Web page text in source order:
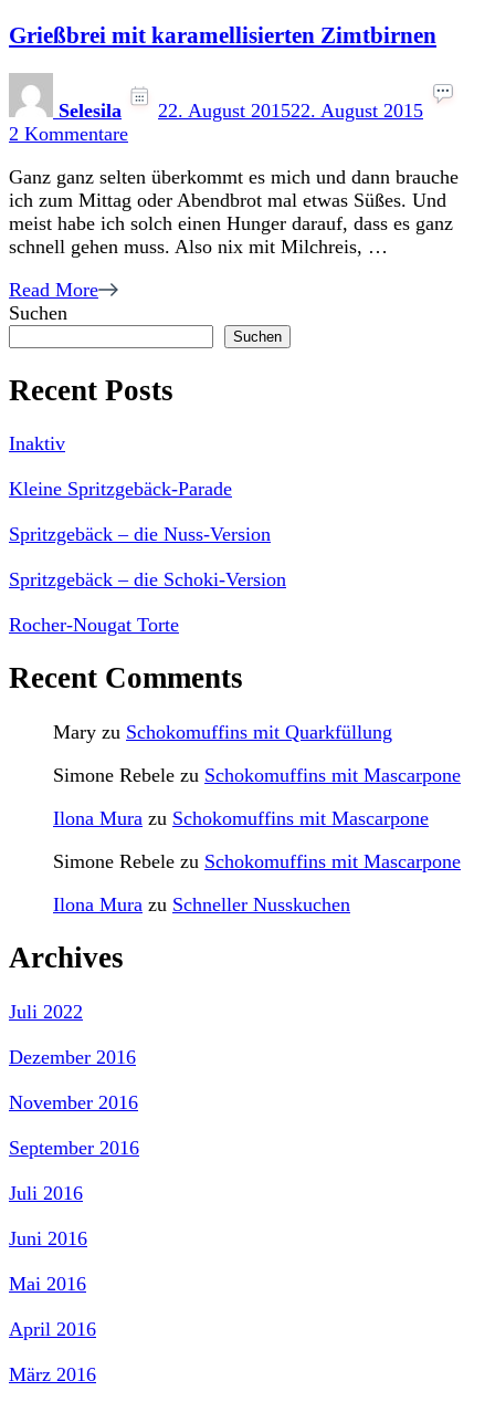
Grießbrei mit karamellisierten Zimtbirnen
Selesila 22. August 201522. August 2015
2 Kommentarezu
mit
karamellisierten
Zimtbirnen
Ganz ganz selten überkommt es mich und dann brauche
ich zum Mittag oder Abendbrot mal etwas Süßes. Und
meist habe ich solch einen Hunger darauf, dass es ganz
schnell gehen muss. Also nix mit Milchreis, …
Read More
Suchen
Suchen
Recent Posts
Inaktiv
Kleine Spritzgebäck-Parade
Spritzgebäck – die Nuss-Version
Spritzgebäck – die Schoki-Version
Rocher-Nougat Torte
Recent Comments
Mary zu Schokomuffins mit Quarkfüllung
Simone Rebele zu Schokomuffins mit Mascarpone
Ilona Mura zu Schokomuffins mit Mascarpone
Simone Rebele zu Schokomuffins mit Mascarpone
Ilona Mura zu Schneller Nusskuchen
Archives
Juli 2022
Dezember 2016
November 2016
September 2016
Juli 2016
Juni 2016
Mai 2016
April 2016
März 2016